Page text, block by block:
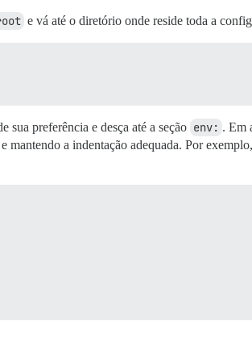
e vá até o diretório onde reside toda a
sua preferência e desça até a seção env: . Em
a indentação adequada. Por